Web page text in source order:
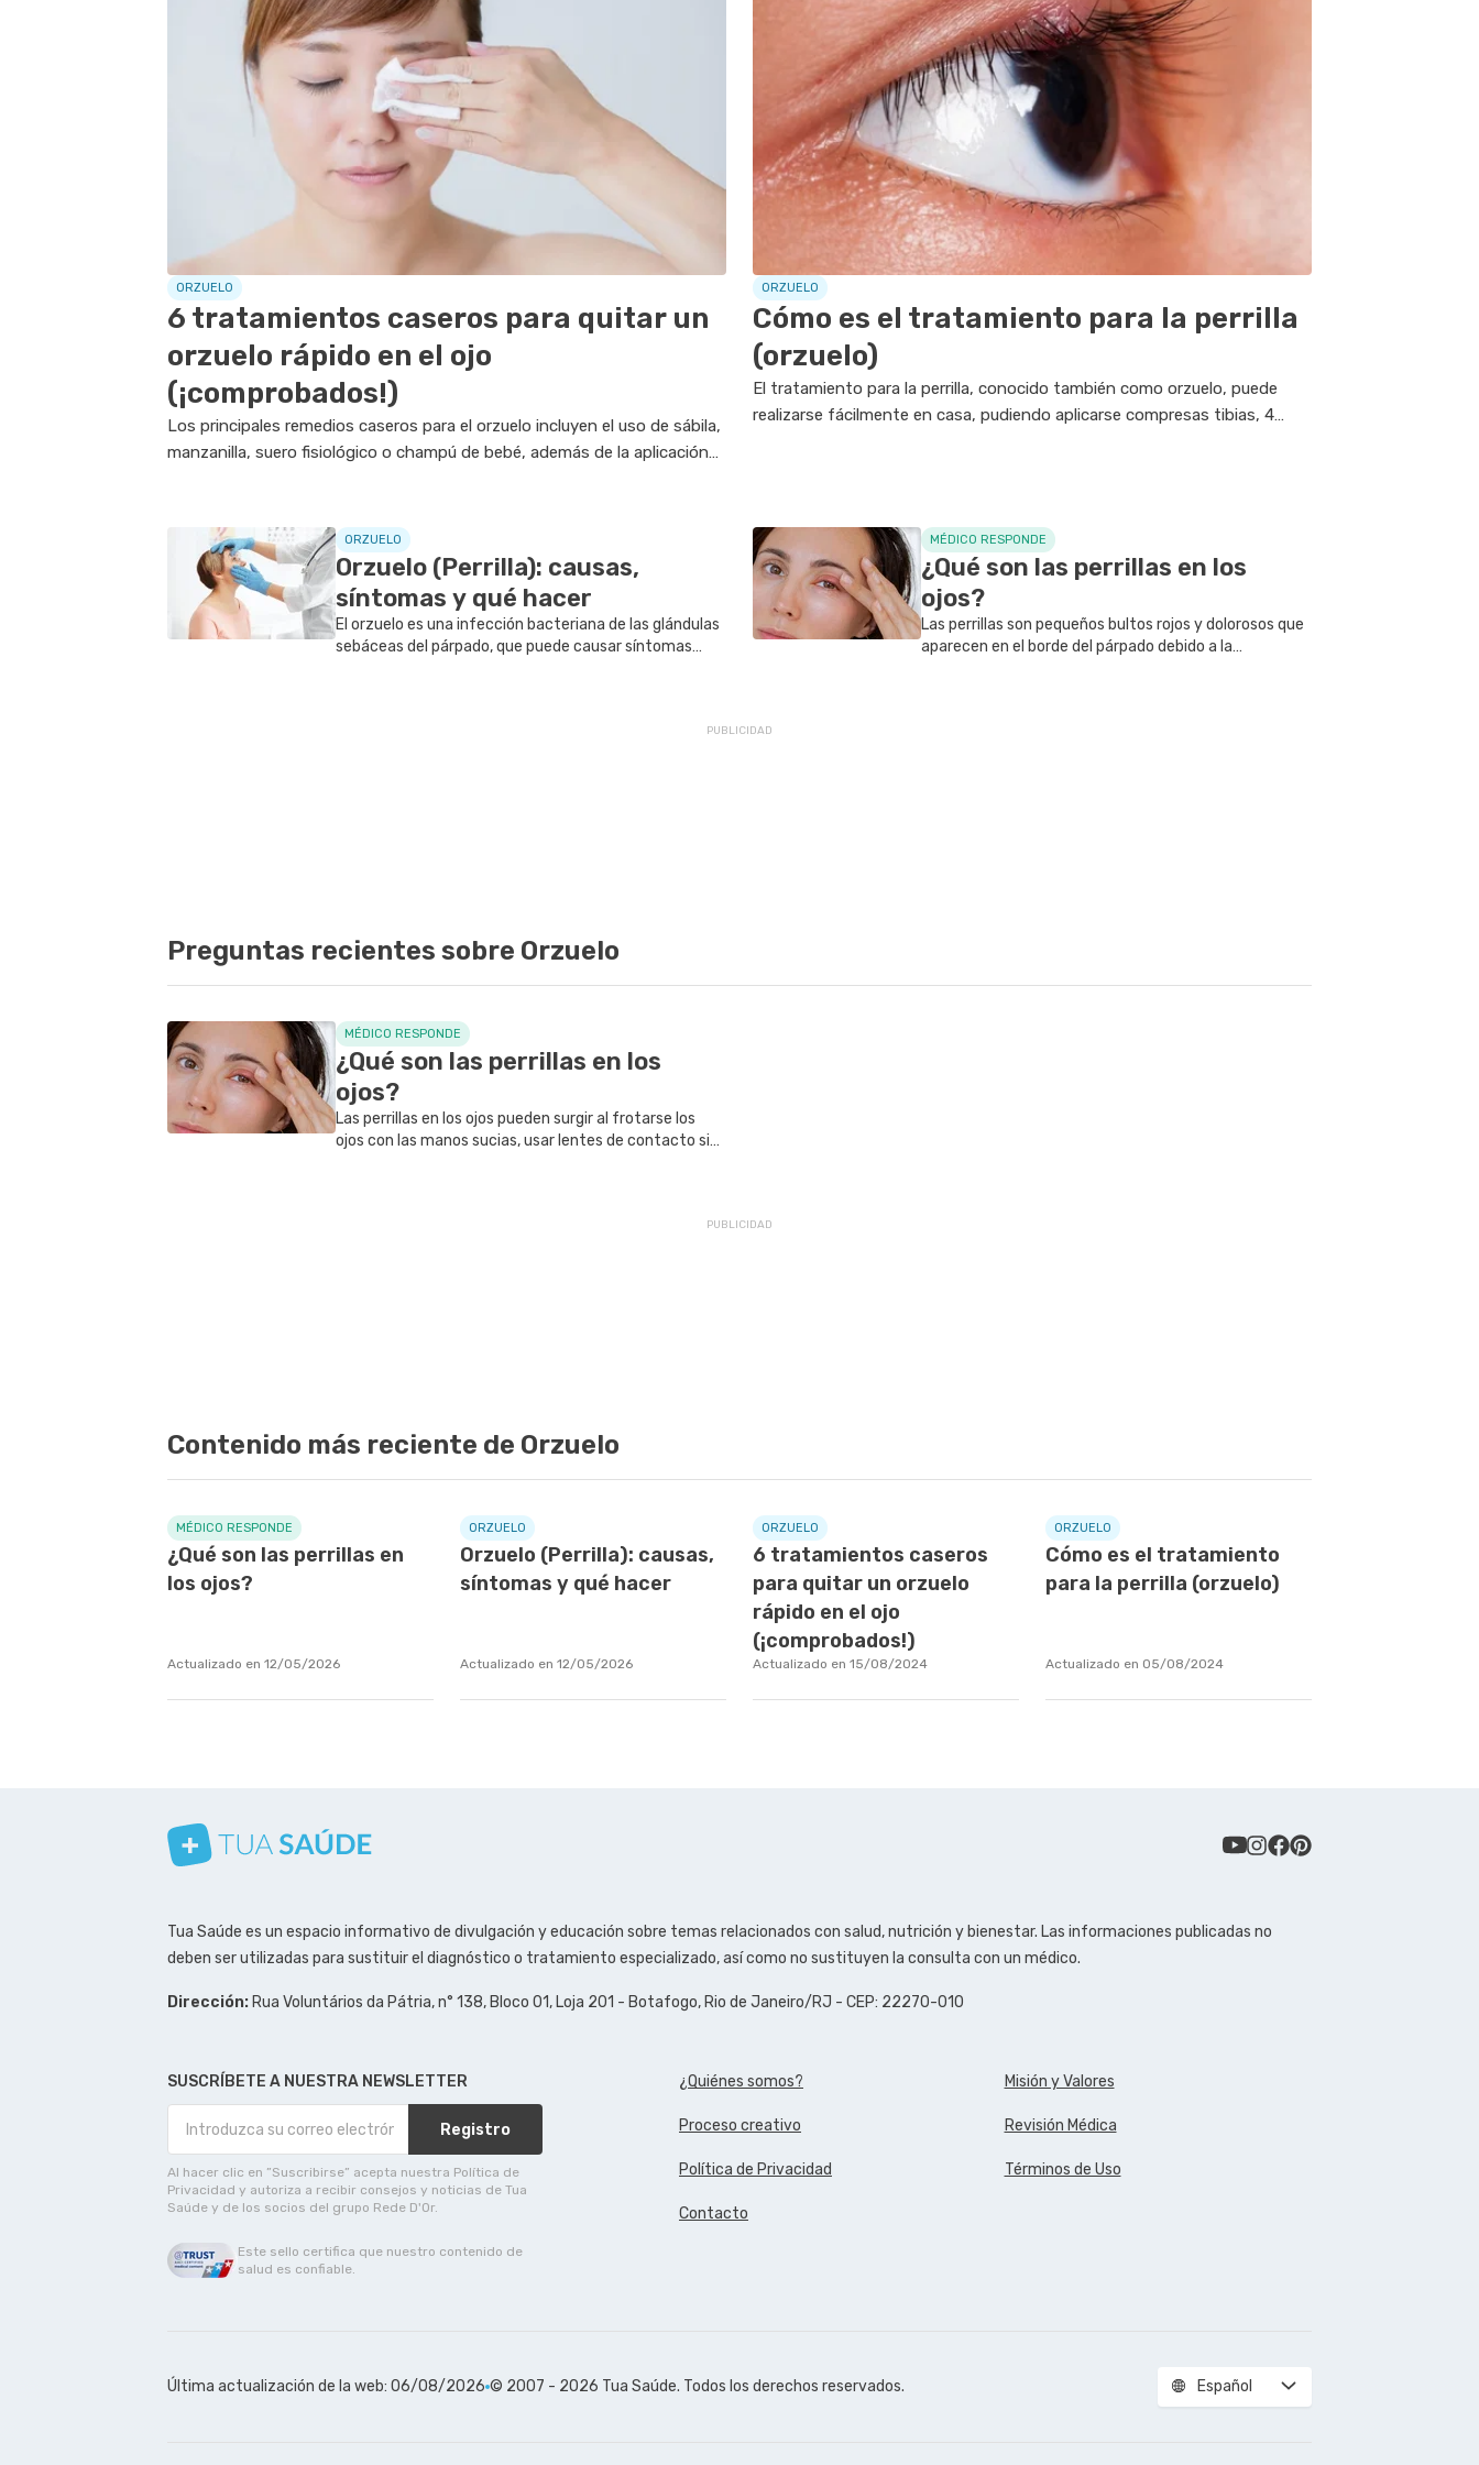
ORZUELO
6 tratamientos caseros para quitar un
orzuelo rápido en el ojo
(¡comprobados!)
Los principales remedios caseros para el orzuelo incluyen el uso de sábila,
manzanilla, suero fisiológico o champú de bebé, además de la aplicación
ORZUELO
Cómo es el tratamiento para la perrilla
(orzuelo)
El tratamiento para la perrilla, conocido también como orzuelo, puede
realizarse fácilmente en casa, pudiendo aplicarse compresas tibias, 4
ORZUELO
Orzuelo (Perrilla): causas,
síntomas y qué hacer
El orzuelo es una infección bacteriana de las glándulas
sebáceas del párpado, que puede causar síntomas
MÉDICO RESPONDE
¿Qué son las perrillas en los
ojos?
Las perrillas son pequeños bultos rojos y dolorosos que
aparecen en el borde del párpado debido a la
Preguntas recientes sobre Orzuelo
MÉDICO RESPONDE
¿Qué son las perrillas en los
ojos?
Las perrillas en los ojos pueden surgir al frotarse los
ojos con las manos sucias, usar lentes de contacto sin
Contenido más reciente de Orzuelo
MÉDICO RESPONDE
¿Qué son las perrillas en
los ojos?
Actualizado en 12/05/2026
ORZUELO
Orzuelo (Perrilla): causas,
síntomas y qué hacer
Actualizado en 12/05/2026
ORZUELO
6 tratamientos caseros
para quitar un orzuelo
rápido en el ojo
(¡comprobados!)
Actualizado en 15/08/2024
ORZUELO
Cómo es el tratamiento
para la perrilla (orzuelo)
Actualizado en 05/08/2024
Conozca nuestro canal
Síguenos en Instagram
Síguenos en Facebook
Síguenos en Pinterest
Tua Saúde es un espacio informativo de divulgación y educación sobre temas relacionados con salud, nutrición y bienestar. Las informaciones publicadas no
deben ser utilizadas para sustituir el diagnóstico o tratamiento especializado, así como no sustituyen la consulta con un médico.
Dirección: Rua Voluntários da Pátria, n° 138, Bloco 01, Loja 201 - Botafogo, Rio de Janeiro/RJ - CEP: 22270-010
SUSCRÍBETE A NUESTRA NEWSLETTER
Registro
Al hacer clic en ”Suscribirse” acepta nuestra Política de
Privacidad y autoriza a recibir consejos y noticias de Tua
Saúde y de los socios del grupo Rede D'Or.
¿Quiénes somos? Misión y Valores
Proceso creativo Revisión Médica
Política de Privacidad Términos de Uso
Contacto
Este sello certifica que nuestro contenido de
salud es confiable.
Última actualización de la web: 06/08/2026 © 2007 - 2026 Tua Saúde. Todos los derechos reservados. Español